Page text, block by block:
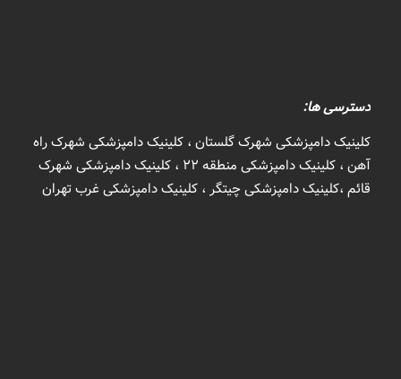
دسترسی ها:
کلینیک دامپزشکی شهرک گلستان ، کلینیک دامپزشکی شهرک راه
آهن ، کلینیک دامپزشکی منطقه 22 ، کلینیک دامپزشکی شهرک
قائم ،کلینیک دامپزشکی چیتگر ، کلینیک دامپزشکی غرب تهران